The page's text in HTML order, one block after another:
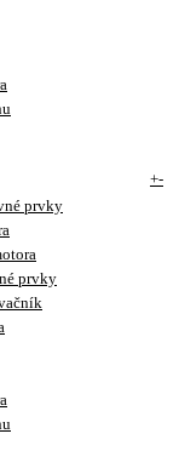
+-
prvky
prvky